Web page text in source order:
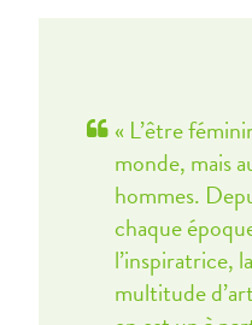
« L’être
monde, mais
hommes.
chaque
l’inspiratrice,
multitude